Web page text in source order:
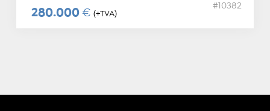
280.000 € (+TVA)
#10382